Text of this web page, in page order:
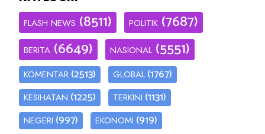
FLASH NEWS (8511) POLITIK (7687)
BERITA (6649) NASIONAL (5551)
KOMENTAR (2513) GLOBAL (1767)
KESIHATAN (1225) TERKINI (1131)
NEGERI (997) EKONOMI (919)